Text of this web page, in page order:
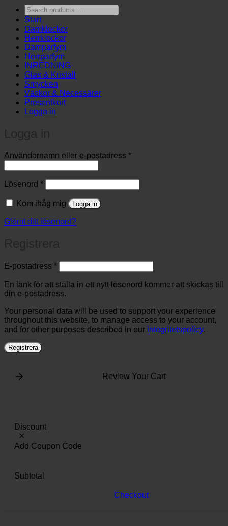
Search
products
…
Start
Damklockor
Herrklockor
Damparfym
Herrparfym
INREDNING
Glas & Kristall
Smycken
Väskor & Necessärer
Presentkort
Logga in
Användarnamn eller e-postadress *Obligatoriskt
Lösenord *Obligatoriskt
Kom ihåg mig Logga in
Glömt ditt lösenord?
E-postadress *Obligatoriskt
En länk för att ställa in ett nytt lösenord kommer att skickas till
din e-postadress.
Your personal data will be used to support your experience
throughout this website, to manage access to your account,
and for other purposes described in our integritetspolicy.
Registrera
Review Your Cart
Discount
Add Coupon Code
Subtotal
Checkout